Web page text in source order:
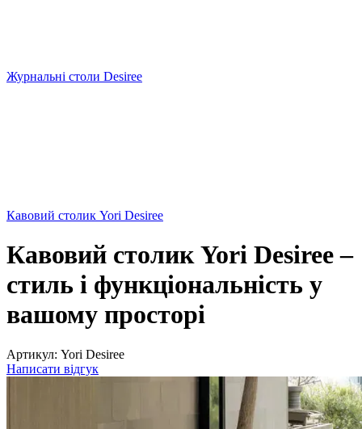
Журнальні столи Desiree
Кавовий столик Yori Desiree
Кавовий столик Yori Desiree –
стиль і функціональність у
вашому просторі
Артикул: Yori Desiree
Написати відгук